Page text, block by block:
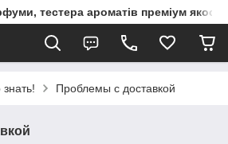
тестера ароматів преміум
Проблемы с доставкой